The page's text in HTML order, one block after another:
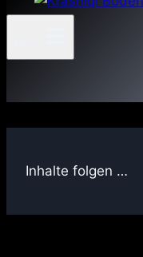
Inhalte folgen …